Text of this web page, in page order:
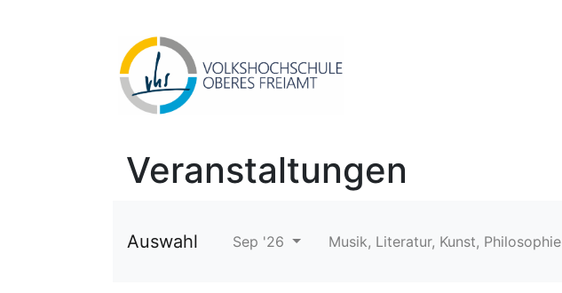
Veranstaltungen
Auswahl Sep '26 Musik, Literatur, Kunst, Philosophie